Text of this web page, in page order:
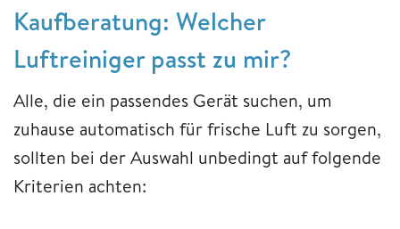
Kaufberatung: Welcher
Luftreiniger passt zu mir?
Alle, die ein passendes Gerät suchen, um
zuhause automatisch für frische Luft zu sorgen,
sollten bei der Auswahl unbedingt auf folgende
Kriterien achten: